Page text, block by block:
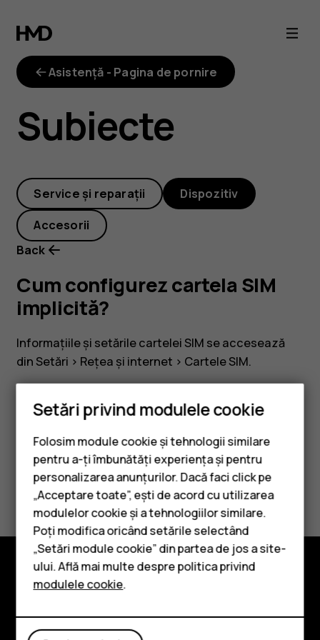
Cum
configurez
cartela
SIM
implicită?
Smartphone-uri
Telefoane clasice
Accesorii
Tablete
Asistență - Pagina de pornire
Subiecte
Service și reparații Dispozitiv
Accesorii
Back
Cum configurez cartela SIM
implicită?
Informațiile și setările cartelei SIM se accesează
din Setări > Rețea și internet > Cartele SIM.
Considerați utile aceste informații?
Da
Explorează
Despre
Setări privind modulele cookie
Folosim module cookie și tehnologii similare
pentru a-ți îmbunătăți experiența și pentru
personalizarea anunțurilor. Dacă faci click pe
„Acceptare toate”, ești de acord cu utilizarea
modulelor cookie și a tehnologiilor similare.
Poți modifica oricând setările selectând
„Setări module cookie” din partea de jos a site-
ului. Află mai multe despre politica privind
modulele cookie.